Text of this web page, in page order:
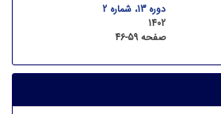
دوره 13، شماره 2
1402
صفحه46-59